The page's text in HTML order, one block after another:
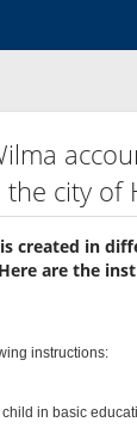
city of
created in
are the